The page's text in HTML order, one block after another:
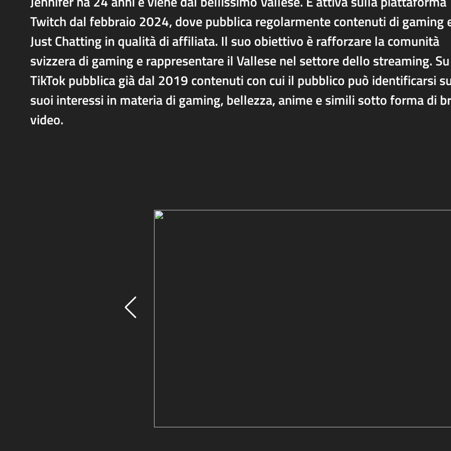
Twitch dal febbraio 2024, dove pubblica regolarmente contenuti di gaming
Just Chatting in qualità di affiliata. Il suo obiettivo è rafforzare la comunità
svizzera di gaming e rappresentare il Vallese nel settore dello streaming. Su
TikTok pubblica già dal 2019 contenuti con cui il pubblico può identificarsi
suoi interessi in materia di gaming, bellezza, anime e simili sotto forma di
video.